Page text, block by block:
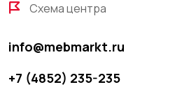
Схема центра
info@mebmarkt.ru
+7 (4852) 235-235